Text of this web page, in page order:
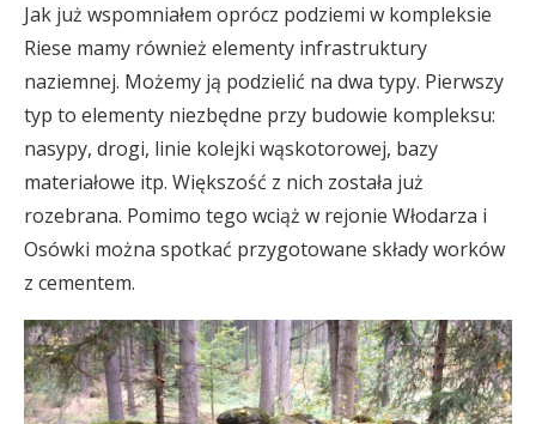
Jak już wspomniałem oprócz podziemi w kompleksie
Riese mamy również elementy infrastruktury
naziemnej. Możemy ją podzielić na dwa typy. Pierwszy
typ to elementy niezbędne przy budowie kompleksu:
nasypy, drogi, linie kolejki wąskotorowej, bazy
materiałowe itp. Większość z nich została już
rozebrana. Pomimo tego wciąż w rejonie Włodarza i
Osówki można spotkać przygotowane składy worków
z cementem.